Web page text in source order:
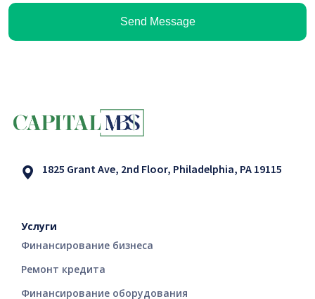
Send Message
1825 Grant Ave, 2nd Floor, Philadelphia, PA 19115
Услуги
Финансирование бизнеса
Ремонт кредита
Финансирование оборудования